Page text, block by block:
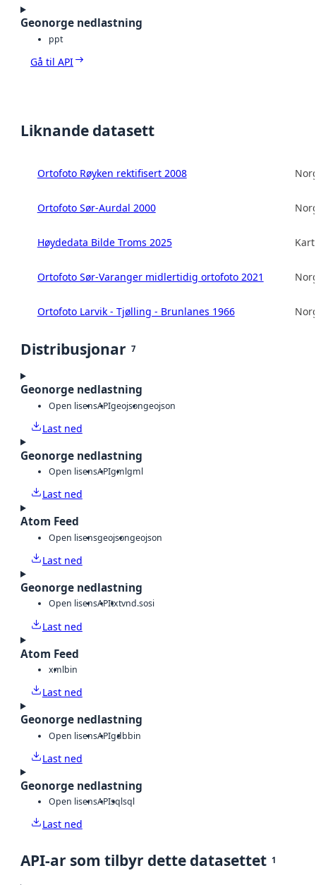
Geonorge nedlastning
ppt
Gå til API
Liknande datasett
Ortofoto Røyken rektifisert 2008
Ortofoto Sør-Aurdal 2000
Høydedata Bilde Troms 2025
Ortofoto Sør-Varanger midlertidig ortofoto 2021
Ortofoto Larvik - Tjølling - Brunlanes 1966
Distribusjonar 7
Geonorge nedlastning
Open lisensAPIgeojsongeojson
Last ned
Geonorge nedlastning
Open lisensAPIgmlgml
Last ned
Atom Feed
Open lisensgeojsongeojson
Last ned
Geonorge nedlastning
Open lisensAPItxtvnd.sosi
Last ned
Atom Feed
xmlbin
Last ned
Geonorge nedlastning
Open lisensAPIgdbbin
Last ned
Geonorge nedlastning
Open lisensAPIsqlsql
Last ned
API-ar som tilbyr dette datasettet 1